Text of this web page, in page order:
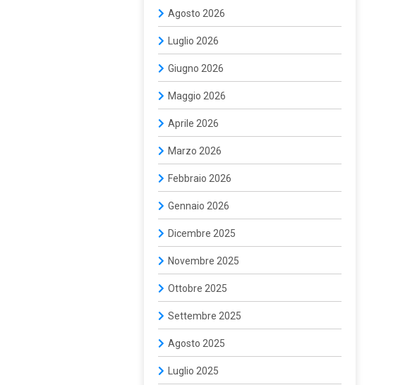
Agosto 2026
Luglio 2026
Giugno 2026
Maggio 2026
Aprile 2026
Marzo 2026
Febbraio 2026
Gennaio 2026
Dicembre 2025
Novembre 2025
Ottobre 2025
Settembre 2025
Agosto 2025
Luglio 2025